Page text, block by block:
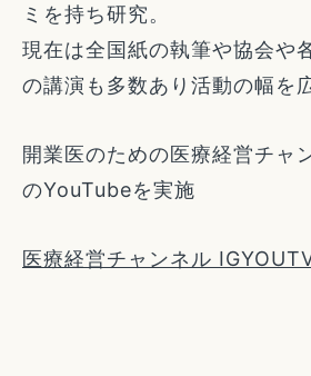
ミを持ち研究。
現在は全国紙の執筆や協会や
の講演も多数あり活動の幅を
開業医のための医療経営チャ
のYouTubeを実施
医療経営チャンネル